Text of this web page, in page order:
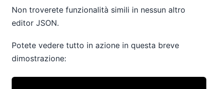
Non troverete funzionalità simili in nessun altro
editor JSON.
Potete vedere tutto in azione in questa breve
dimostrazione: